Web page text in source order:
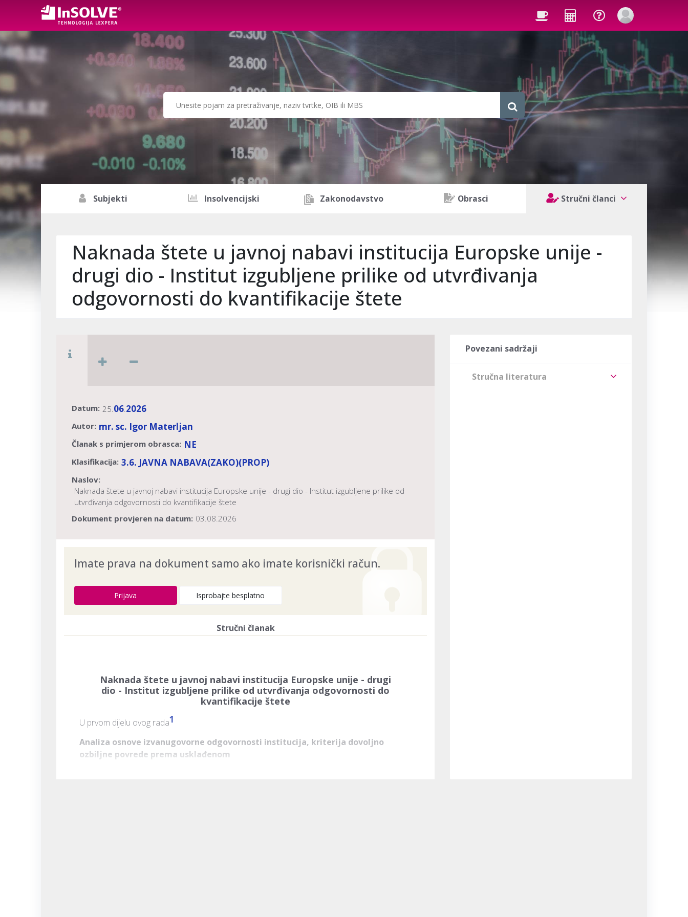
Subjekti Insolvencijski Zakonodavstvo Obrasci Stručni članci
Naknada štete u javnoj nabavi institucija Europske unije -
drugi dio - Institut izgubljene prilike od utvrđivanja
odgovornosti do kvantifikacije štete
Datum: 25.06.2026
Autor: mr. sc. Igor Materljan
Članak s primjerom obrasca: NE
Klasifikacija: 3.6. JAVNA NABAVA(ZAKO)(PROP)
Naslov:
Naknada štete u javnoj nabavi institucija Europske unije - drugi dio - Institut izgubljene prilike od
utvrđivanja odgovornosti do kvantifikacije štete
Dokument provjeren na datum: 03.08.2026
Imate prava na dokument samo ako imate korisnički račun.
Prijava Isprobajte besplatno
Stručni članak
Naknada štete u javnoj nabavi institucija Europske unije - drugi
dio - Institut izgubljene prilike od utvrđivanja odgovornosti do
kvantifikacije štete
U prvom dijelu ovog rada1
Analiza osnove izvanugovorne odgovornosti institucija, kriterija dovoljno
ozbiljne povrede prema usklađenom
Povezani sadržaji
Stručna literatura